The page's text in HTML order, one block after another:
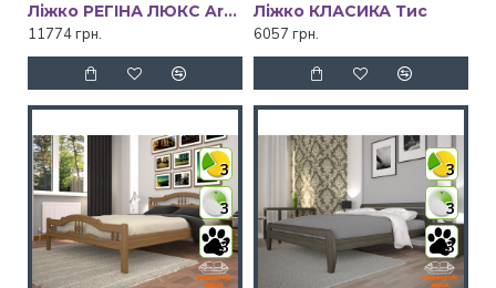
Ліжко РЕГІНА ЛЮКС ArborDrev
11774 грн.
Ліжко КЛАСИКА Тис
6057 грн.
3
3
3
3
3
3